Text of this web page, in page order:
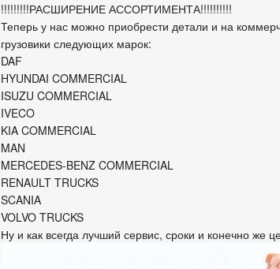
!!!!!!!!!РАСШИРЕНИЕ АССОРТИМЕНТА!!!!!!!!!!
Теперь у нас можно приобрести детали и на
грузовики следующих марок:
DAF
HYUNDAI COMMERCIAL
ISUZU COMMERCIAL
IVECO
KIA COMMERCIAL
MAN
MERCEDES-BENZ COMMERCIAL
RENAULT TRUCKS
SCANIA
VOLVO TRUCKS
Ну и как всегда лучший сервис, сроки и конечно же